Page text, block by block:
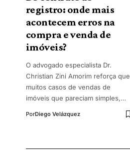
registro: onde mais
acontecem erros na
compra e venda de
imóveis?
O advogado especialista Dr.
Christian Zini Amorim reforça que
muitos casos de vendas de
imóveis que pareciam simples,…
PorDiego Velázquez